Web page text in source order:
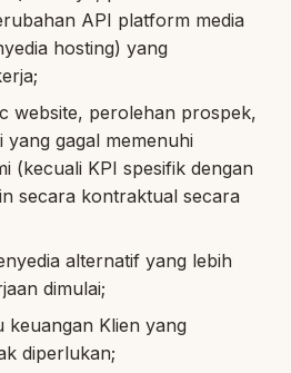
API platform media
hosting) yang
website, perolehan prospek,
gagal memenuhi
(kecuali KPI spesifik dengan
secara kontraktual secara
alternatif yang lebih
dimulai;
keuangan Klien yang
diperlukan;